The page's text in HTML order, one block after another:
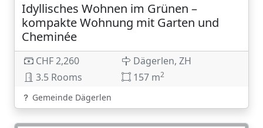
Idyllisches Wohnen im Grünen –
kompakte Wohnung mit Garten und
Cheminée
CHF 2,260
3.5 Rooms
Dägerlen, ZH
157 m2
Gemeinde Dägerlen